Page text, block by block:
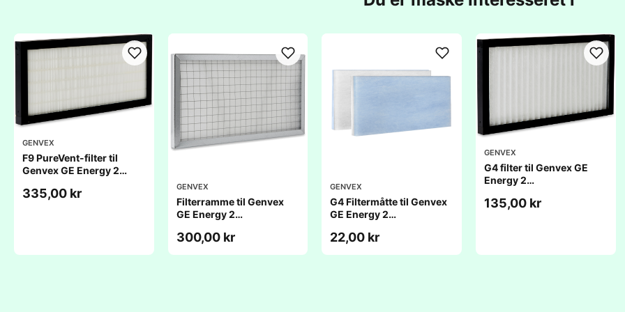
GENVEX
F9 PureVent-filter til
Genvex GE Energy 2
335,00 kr GENVEX
Filterramme til Genvex
GE Energy 2
300,00 kr
GENVEX
G4 Filtermåtte til Genvex
GE Energy 2
22,00 kr
GENVEX
G4 filter til Genvex GE
Energy 2
135,00 kr